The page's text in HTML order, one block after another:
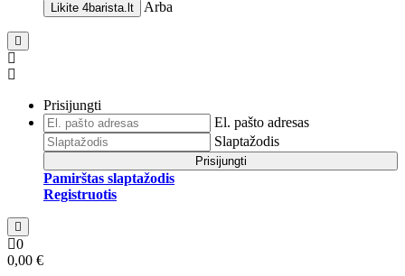
Likite 4barista.lt Arba
Prisijungti
El. pašto adresas
Slaptažodis
Prisijungti
Pamirštas slaptažodis
Registruotis
0
0,00 €